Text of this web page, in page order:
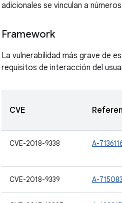
adicionales se vinculan a
Framework
La vulnerabilidad más grave de
requisitos de interacción del
CVE
CVE-2018-9338 A-
CVE-2018-9339 A-